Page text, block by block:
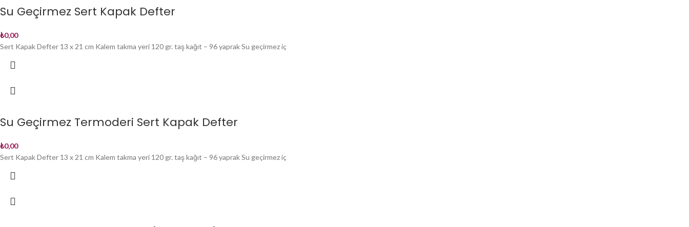
Su Geçirmez Sert Kapak Defter
₺0,00
Sert Kapak Defter 13 x 21 cm Kalem takma yeri 120 gr. taş kağıt – 96 yaprak Su geçirmez iç
Su Geçirmez Termoderi Sert Kapak Defter
₺0,00
Sert Kapak Defter 13 x 21 cm Kalem takma yeri 120 gr. taş kağıt – 96 yaprak Su geçirmez iç